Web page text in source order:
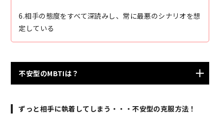
6.相手の態度をすべて深読みし、常に最悪のシナリオを想
定している
不安型のMBTIは？
ESFP（エンターテイナー）
ずっと相手に執着してしまう・・・不安型の克服方法！